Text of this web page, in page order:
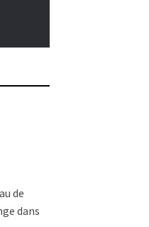
de
dans